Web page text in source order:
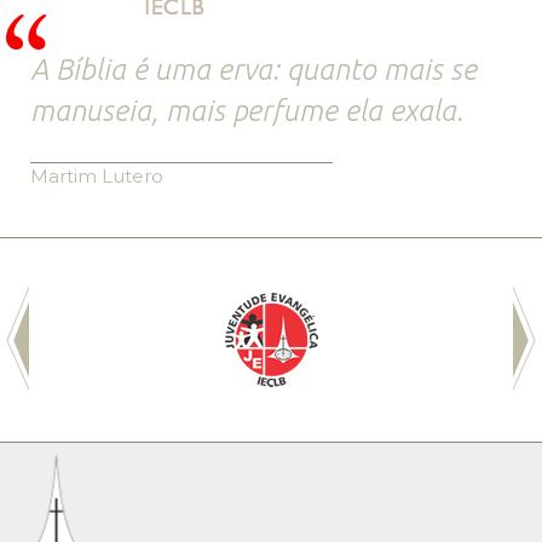
A Bíblia é uma erva: quanto mais se
manuseia, mais perfume ela exala.
Martim Lutero